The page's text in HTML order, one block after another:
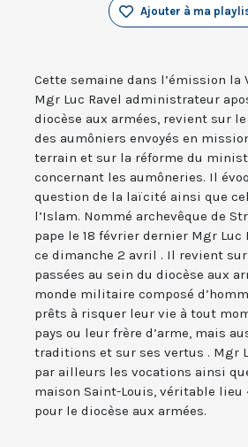
Ajouter à ma
Cette semaine dans l’émission la
Mgr Luc Ravel administrateur
diocèse aux armées, revient sur
des aumôniers envoyés en
terrain et sur la réforme du
concernant les aumôneries. Il
question de la laïcité ainsi que
l’Islam. Nommé archevêque de
pape le 18 février dernier Mgr Luc
ce dimanche 2 avril . Il revient sur
passées au sein du diocèse aux
monde militaire composé
prêts à risquer leur vie à tout
pays ou leur frère d’arme, mais
traditions et sur ses vertus . Mgr
par ailleurs les vocations ainsi
maison Saint-Louis, véritable
pour le diocèse aux armées.